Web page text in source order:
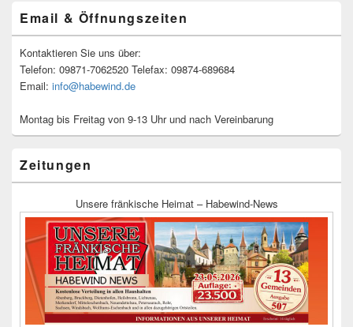
Email & Öffnungszeiten
Kontaktieren Sie uns über:
Telefon: 09871-7062520 Telefax: 09874-689684
Email: info@habewind.de
Montag bis Freitag von 9-13 Uhr und nach Vereinbarung
Zeitungen
Unsere fränkische Heimat – Habewind-News